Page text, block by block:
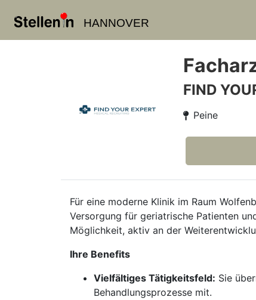
HANNOVER
FIND
Peine
Für eine moderne Klinik im Raum
Versorgung für geriatrische Patienten
Möglichkeit, aktiv an der
Ihre Benefits
Vielfältiges Tätigkeitsfeld: Sie
Behandlungsprozesse mit.